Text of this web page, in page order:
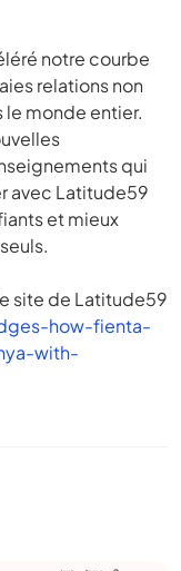
notre courbe
relations non
le monde entier.
qui
avec Latitude59
et mieux
site de Latitude59
how-fienta-
with-